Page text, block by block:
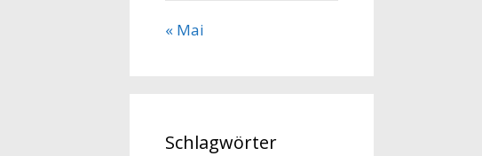
« Mai
Schlagwörter